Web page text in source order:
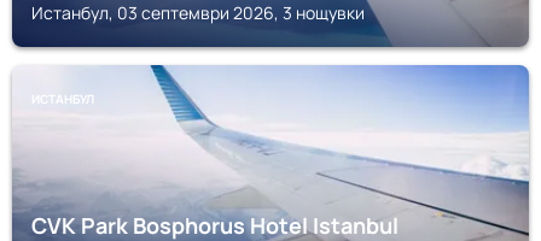
Истанбул, 03 септември 2026, 3 нощувки
ИСТАНБУЛ
CVK Park Bosphorus Hotel Istanbul